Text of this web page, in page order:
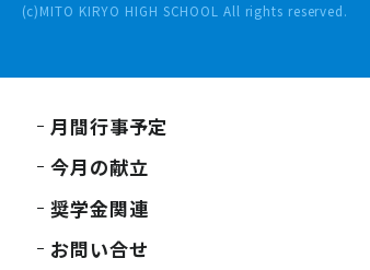
(c)MITO KIRYO HIGH SCHOOL All rights reserved.
月間行事予定
今月の献立
奨学金関連
お問い合せ